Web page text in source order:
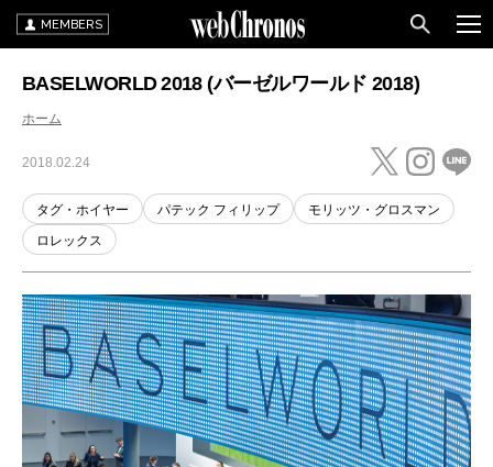
MEMBERS
BASELWORLD 2018 (バーゼルワールド 2018)
ホーム
2018.02.24
タグ・ホイヤー パテック フィリップ
モリッツ・グロスマン
ロレックス